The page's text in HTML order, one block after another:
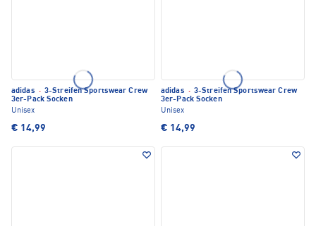
adidas · 3-Streifen Sportswear Crew
3er-Pack Socken
Unisex
€ 14,99
adidas · 3-Streifen Sportswear Crew
3er-Pack Socken
Unisex
€ 14,99